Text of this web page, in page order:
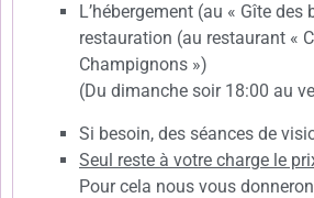
L’hébergement (au « Gîte des
restauration (au restaurant «
Champignons »)
(Du dimanche soir 18:00 au
Si besoin, des séances de
Seul reste à votre charge le
Pour cela nous vous